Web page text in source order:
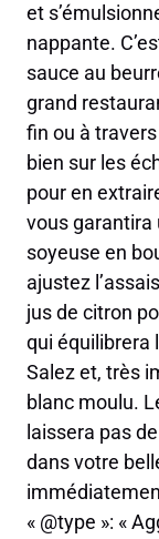
et
nappante.
sauce au
grand
fin ou à
bien sur les
pour en
vous
soyeuse en
ajustez
jus de citron
qui équilibrera
Salez et, très
blanc moulu.
laissera pas
dans votre
« @type »: «